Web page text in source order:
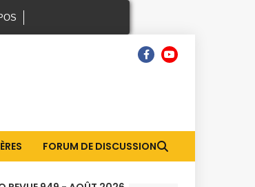
FORUM DE DISCUSSION